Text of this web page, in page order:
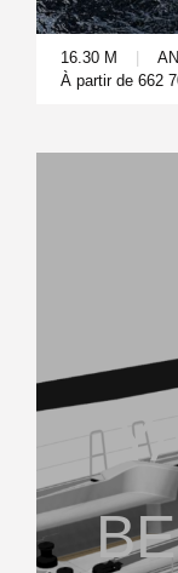
16.30 M
À partir de 662